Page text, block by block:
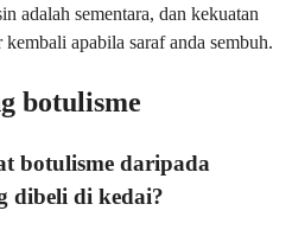
adalah sementara, dan kekuatan
kembali apabila saraf anda sembuh.
botulisme
botulisme daripada
dibeli di kedai?